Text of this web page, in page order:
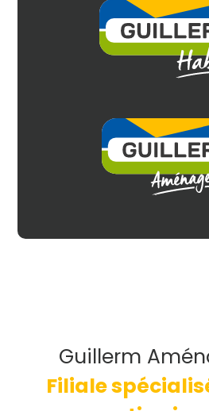
Guillerm
Filiale